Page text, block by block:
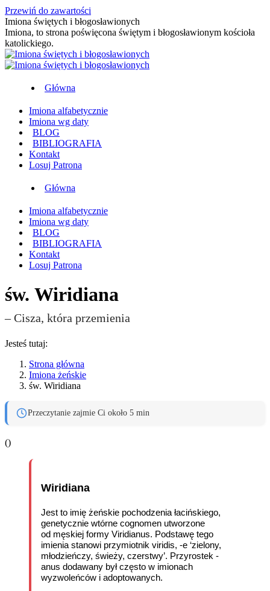
Przewiń do zawartości
Imiona świętych i błogosławionych
Imiona, to strona poświęcona świętym i błogosławionym kościoła
katolickiego.
Główna
Imiona alfabetycznie
Imiona wg daty
BLOG
BIBLIOGRAFIA
Kontakt
Losuj Patrona
Główna
Imiona alfabetycznie
Imiona wg daty
BLOG
BIBLIOGRAFIA
Kontakt
Losuj Patrona
św. Wiridiana
– Cisza, która przemienia
Jesteś tutaj:
Strona główna
Imiona żeńskie
św. Wiridiana
Przeczytanie zajmie Ci około 5 min
()
Wiridiana
Jest to imię żeńskie pochodzenia łacińskiego,
genetycznie wtórne cognomen utworzone
od męskiej formy Viridianus. Podstawę tego
imienia stanowi przymiotnik viridis, -e ‘zielony,
młodzieńczy, świeży, czerstwy’. Przyrostek -
anus dodawany był często w imionach
wyzwoleńców i adoptowanych.